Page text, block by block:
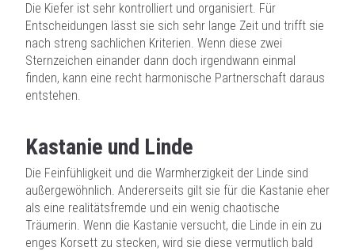
Die Kiefer ist sehr kontrolliert und organisiert. Für
Entscheidungen lässt sie sich sehr lange Zeit und trifft sie
nach streng sachlichen Kriterien. Wenn diese zwei
Sternzeichen einander dann doch irgendwann einmal
finden, kann eine recht harmonische Partnerschaft daraus
entstehen.
Kastanie und Linde
Die Feinfühligkeit und die Warmherzigkeit der Linde sind
außergewöhnlich. Andererseits gilt sie für die Kastanie eher
als eine realitätsfremde und ein wenig chaotische
Träumerin. Wenn die Kastanie versucht, die Linde in ein zu
enges Korsett zu stecken, wird sie diese vermutlich bald